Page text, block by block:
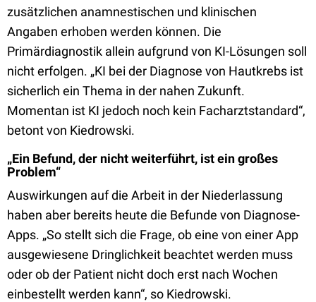
zusätzlichen anamnestischen und klinischen
Angaben erhoben werden können. Die
Primärdiagnostik allein aufgrund von KI-Lösungen soll
nicht erfolgen. „KI bei der Diagnose von Hautkrebs ist
sicherlich ein Thema in der nahen Zukunft.
Momentan ist KI jedoch noch kein Facharztstandard“,
betont von Kiedrowski.
„Ein Befund, der nicht weiterführt, ist ein großes
Problem“
Auswirkungen auf die Arbeit in der Niederlassung
haben aber bereits heute die Befunde von Diagnose-
Apps. „So stellt sich die Frage, ob eine von einer App
ausgewiesene Dringlichkeit beachtet werden muss
oder ob der Patient nicht doch erst nach Wochen
einbestellt werden kann“, so Kiedrowski.